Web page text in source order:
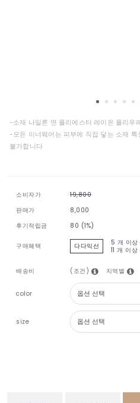
-소재 나일론 면 폴리에스터 레이온 폴리우
-모든 이너웨어는 피부에 직접 닿는 소재
불가합니다
소비자가
19,800
판매가
8,000
후기적립금
80 (1%)
구매혜택 다다익선 5 개 이상
11 개 이
배송비 (조건) 지역별
color
size